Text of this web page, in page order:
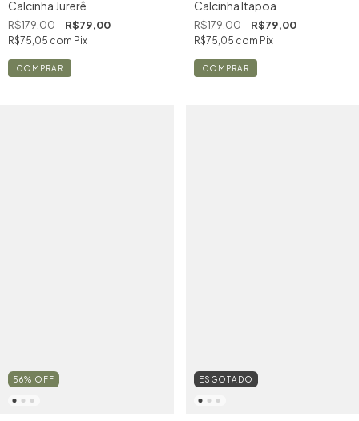
Calcinha Jurerê
R$179,00 R$79,00
R$75,05 com Pix
COMPRAR
Calcinha Itapoa
R$179,00 R$79,00
R$75,05 com Pix
COMPRAR
56% OFF ESGOTADO